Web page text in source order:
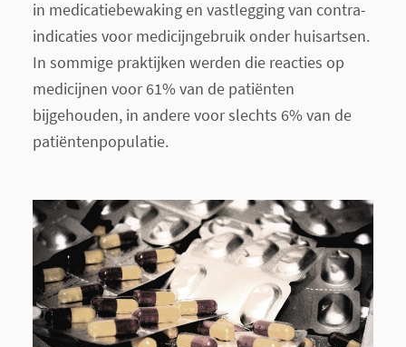
in medicatiebewaking en vastlegging van contra-
indicaties voor medicijngebruik onder huisartsen.
In sommige praktijken werden die reacties op
medicijnen voor 61% van de patiënten
bijgehouden, in andere voor slechts 6% van de
patiëntenpopulatie.